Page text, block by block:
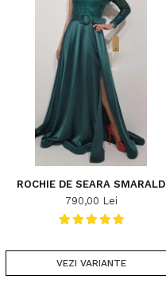
ROCHIE DE SEARA SMARALD
790,00 Lei
VEZI VARIANTE